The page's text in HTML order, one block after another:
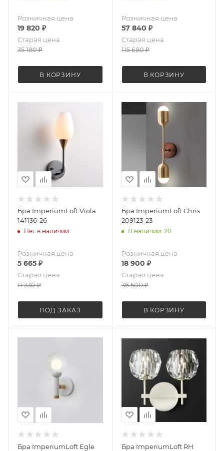
Розничная цена
19 820 ₽
Старая цена
35 180₽
В КОРЗИНУ
Розничная цена
57 840 ₽
Старая цена
115 680₽
В КОРЗИНУ
Бра ImperiumLoft Viola
141136-26
Нет в наличии
Розничная цена
5 665 ₽
Старая цена
11 330₽
ПОД ЗАКАЗ
Бра ImperiumLoft Chris
209123-23
В наличии: 20
Розничная цена
18 900 ₽
Старая цена
36 500₽
В КОРЗИНУ
Бра ImperiumLoft Egle
Бра ImperiumLoft RH